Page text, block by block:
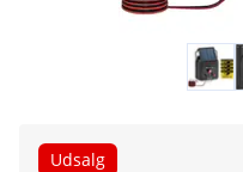
Udsalg